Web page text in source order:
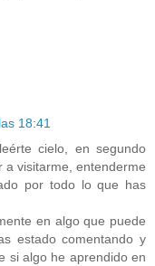
18:41
cielo, en segundo
a visitarme, entenderme
por todo lo que has
en algo que puede
estado comentando y
si algo he aprendido en